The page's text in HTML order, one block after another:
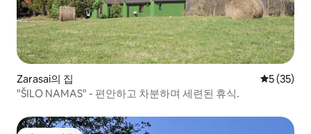
Zarasai의 집 평점 5점
5 (35)
"ŠILO NAMAS" - 편안하고 차분하며 세련된 휴식.